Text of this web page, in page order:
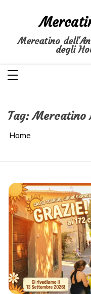
Mercatino
degli
Tag:Mercatino
Home